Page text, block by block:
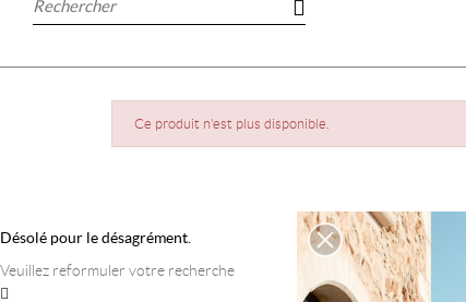
Ce produit n'est plus disponible.
Désolé pour le désagrément.
Veuillez reformuler votre recherche